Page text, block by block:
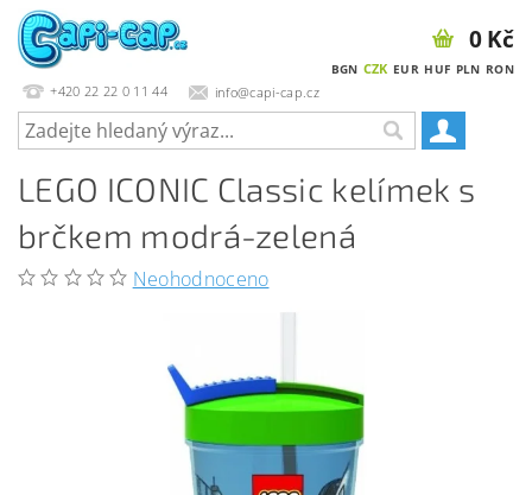
+420 22 22 0 11 44 info@capi-cap.cz
BGN CZK EUR HUF PLN RON
0 Kč
LEGO ICONIC Classic kelímek s
brčkem modrá-zelená
Neohodnoceno